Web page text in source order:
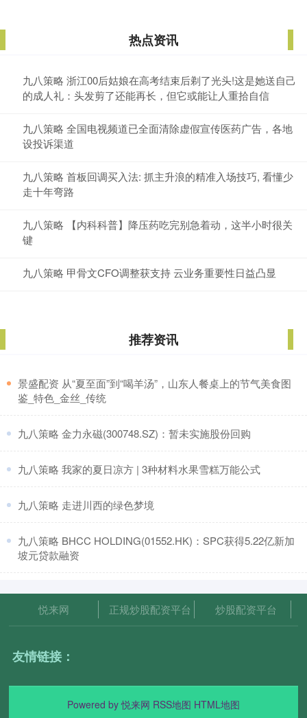
热点资讯
九八策略 浙江00后姑娘在高考结束后剃了光头!这是她送自己
的成人礼：头发剪了还能再长，但它或能让人重拾自信
九八策略 全国电视频道已全面清除虚假宣传医药广告，各地
设投诉渠道
九八策略 首板回调买入法: 抓主升浪的精准入场技巧, 看懂少
走十年弯路
九八策略 【内科科普】降压药吃完别急着动，这半小时很关
键
九八策略 甲骨文CFO调整获支持 云业务重要性日益凸显
推荐资讯
​景盛配资 从“夏至面”到“喝羊汤”，山东人餐桌上的节气美食图
鉴_特色_金丝_传统
​九八策略 金力永磁(300748.SZ)：暂未实施股份回购
​九八策略 我家的夏日凉方 | 3种材料水果雪糕万能公式
​九八策略 走进川西的绿色梦境
​九八策略 BHCC HOLDING(01552.HK)：SPC获得5.22亿新加
坡元贷款融资
悦来网 正规炒股配资平台 炒股配资平台
友情链接：
Powered by悦来网 RSS地图 HTML地图